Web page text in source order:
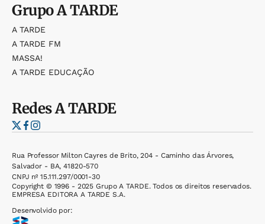
GrupoA TARDE
A TARDE
A TARDE FM
MASSA!
A TARDE EDUCAÇÃO
RedesA TARDE
Rua Professor Milton Cayres de Brito, 204 - Caminho das Árvores,
Salvador - BA, 41820-570
CNPJ nº 15.111.297/0001-30
Copyright © 1996 - 2025 Grupo A TARDE. Todos os direitos reservados.
EMPRESA EDITORA A TARDE S.A.
Desenvolvido por: